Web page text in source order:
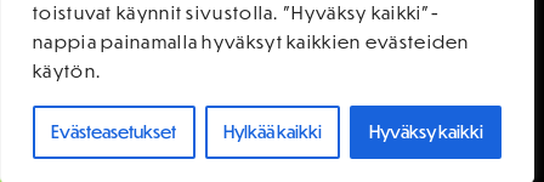
toistuvat käynnit sivustolla. "Hyväksy kaikki"-
nappia painamalla hyväksyt kaikkien evästeiden
käytön.
Evästeasetukset Hylkää kaikki Hyväksy kaikki
OSTA LIPUT